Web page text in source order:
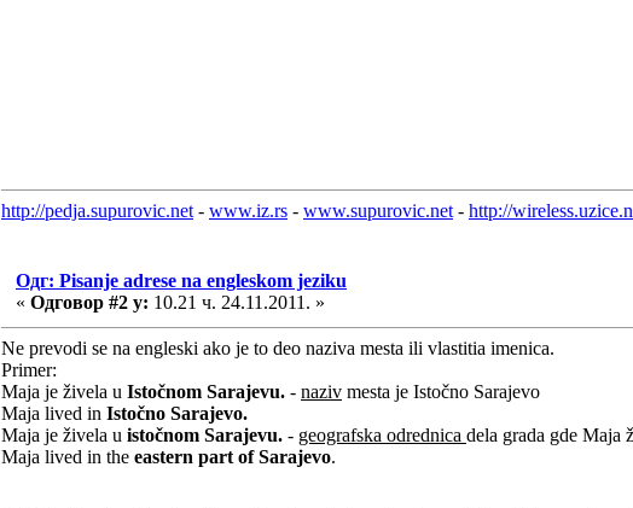
http://pedja.supurovic.net - www.iz.rs - www.supurovic.net - http://
Одг: Pisanje adrese na engleskom jeziku
« Одговор #2 у: 10.21 ч. 24.11.2011. »
Ne prevodi se na engleski ako je to deo naziva mesta ili vlastitia imenica.
Primer:
Maja je živela u Istočnom Sarajevu. - naziv mesta je Istočno Sarajevo
Maja lived in Istočno Sarajevo.
Maja je živela u istočnom Sarajevu. - geografska odrednica dela grada gde Maja
Maja lived in the eastern part of Sarajevo.